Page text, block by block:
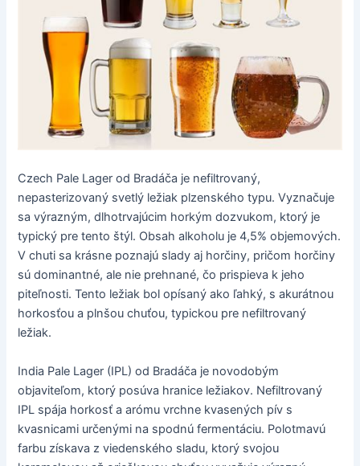
Czech Pale Lager od Bradáča je nefiltrovaný,
nepasterizovaný svetlý ležiak plzenského typu. Vyznačuje
sa výrazným, dlhotrvajúcim horkým dozvukom, ktorý je
typický pre tento štýl. Obsah alkoholu je 4,5% objemových.
V chuti sa krásne poznajú slady aj horčiny, pričom horčiny
sú dominantné, ale nie prehnané, čo prispieva k jeho
piteľnosti. Tento ležiak bol opísaný ako ľahký, s akurátnou
horkosťou a plnšou chuťou, typickou pre nefiltrovaný
ležiak.
India Pale Lager (IPL) od Bradáča je novodobým
objaviteľom, ktorý posúva hranice ležiakov. Nefiltrovaný
IPL spája horkosť a arómu vrchne kvasených pív s
kvasnicami určenými na spodnú fermentáciu. Polotmavú
farbu získava z viedenského sladu, ktorý svojou